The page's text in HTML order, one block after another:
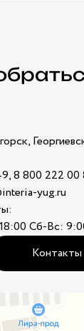
8 800 222 00
yug.ru
Сб-Вс:
Контакты